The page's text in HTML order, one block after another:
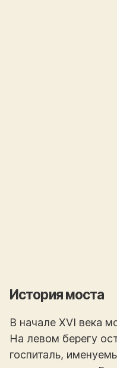
История моста
В начале XVI века
На левом берегу
госпиталь,